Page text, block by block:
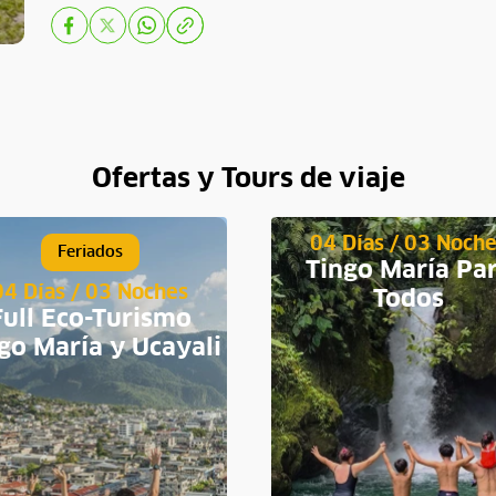
Ofertas y Tours de viaje
Feriados
Días / 03 Noches
Eco-Turismo
María y Ucayali
04 Días / 03
Tingo María
Todos